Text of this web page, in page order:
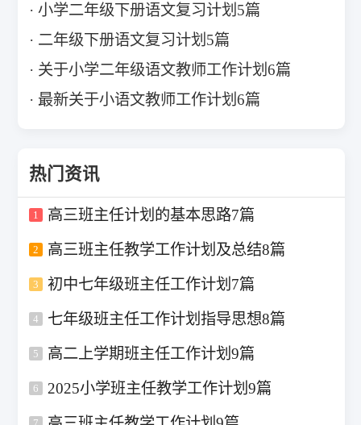
小学二年级下册语文复习计划5篇
二年级下册语文复习计划5篇
关于小学二年级语文教师工作计划6篇
最新关于小语文教师工作计划6篇
热门资讯
1 高三班主任计划的基本思路7篇
2 高三班主任教学工作计划及总结8篇
3 初中七年级班主任工作计划7篇
4 七年级班主任工作计划指导思想8篇
5 高二上学期班主任工作计划9篇
6 2025小学班主任教学工作计划9篇